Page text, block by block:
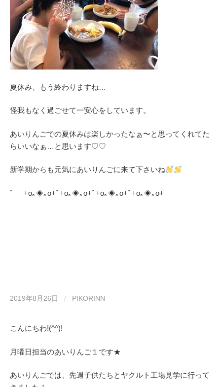
夏休み、もう終わりますね…
怪我もなく過ごせて一安心をしています。
あいりんごでの夏休みは楽しかったなぁ〜と思ってくれてた
らいいなぁ…と思います♡♡
新学期からも元気にあいりんごに来て下さいね
ﾟ +o｡◈｡o+ﾟ+o｡◈｡o+ﾟ+o｡◈｡o+ﾟ+o｡◈｡o+
2019年8月26日 / PIKORINN
こんにちわ!(^^)!
月曜日担当のあいりんご１です★
あいりんごでは、先週子供たちとヤクルト工場見学に行って